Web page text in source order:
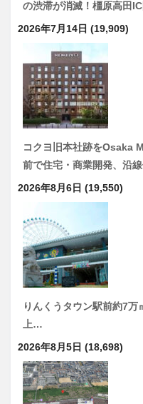
の渋滞が消滅！橿原高田
2026年7月14日 (19,909)
コクヨ旧本社跡をOsaka
前で住宅・商業開発、沿
2026年8月6日 (19,550)
りんくうタウン駅前約7
上…
2026年8月5日 (18,698)